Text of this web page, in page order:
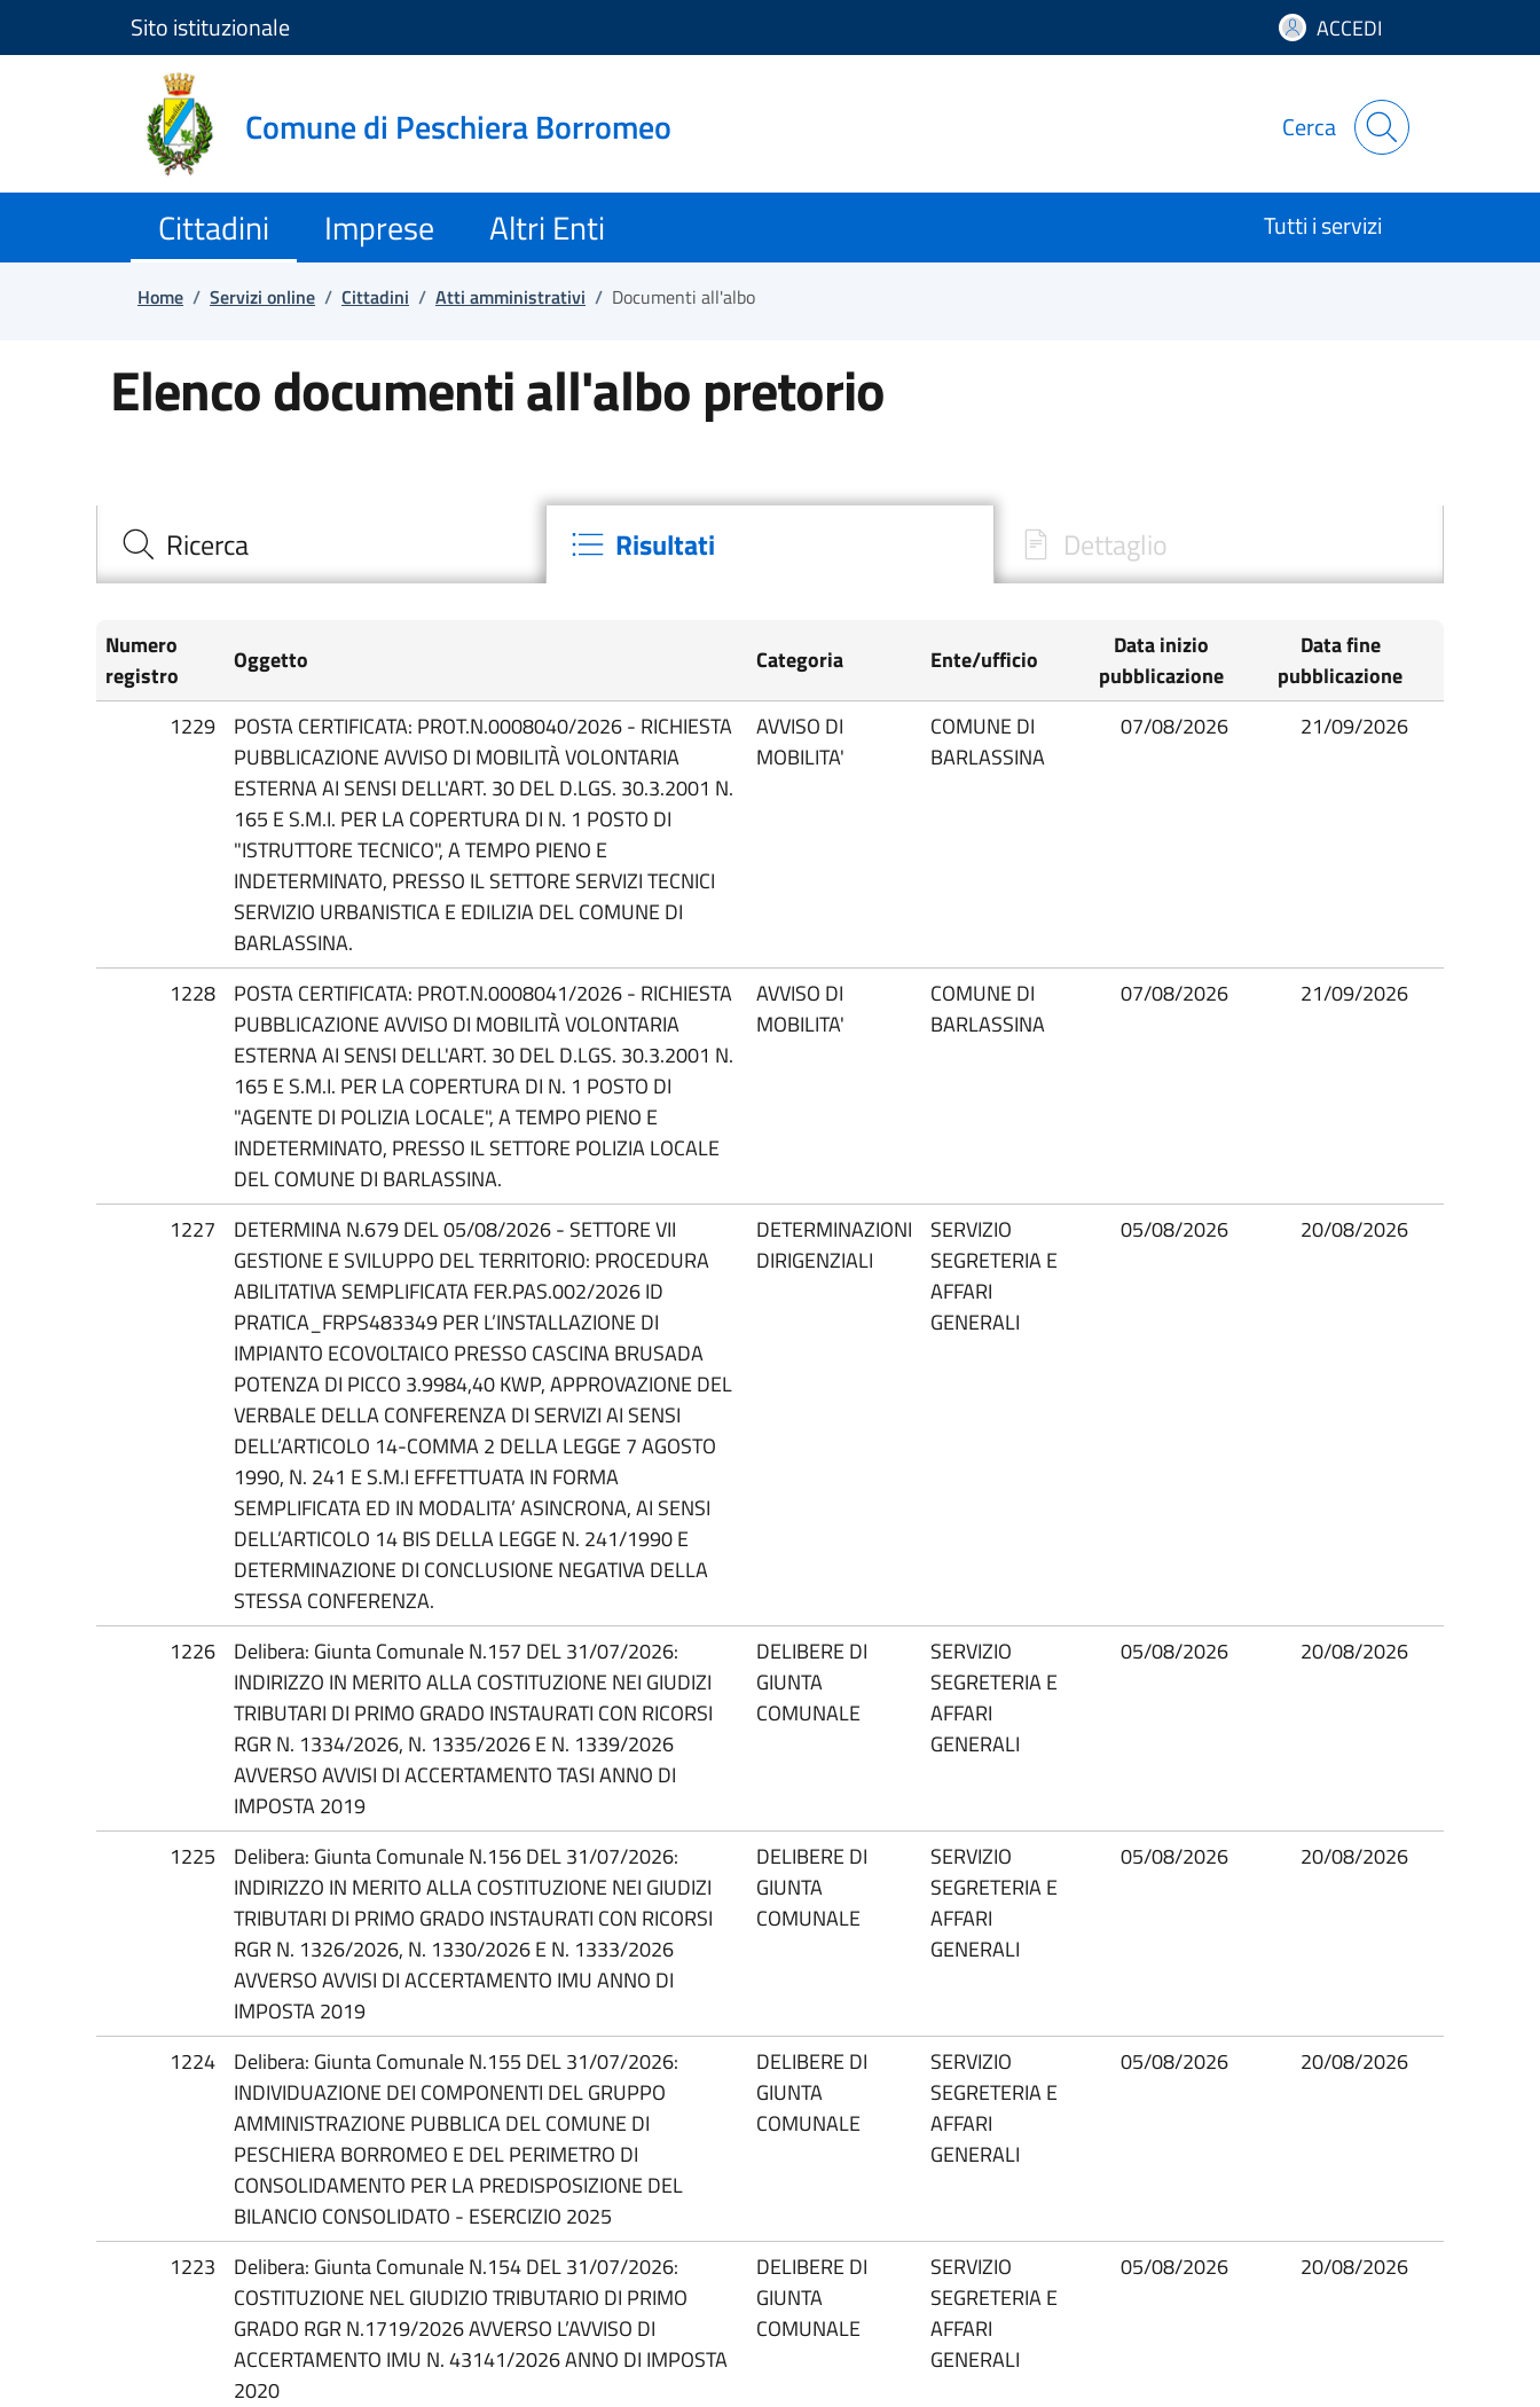
Salta e vai al contenuto
Salta e vai al footer
Sito istituzionale ACCEDI
Comune di Peschiera Borromeo Cerca
Cittadini Imprese Altri Enti Tutti i servizi
Home / Servizi online / Cittadini / Atti amministrativi / Documenti all'albo
Elenco documenti all'albo pretorio
Ricerca Risultati Dettaglio
Numero
registro
Oggetto Categoria Ente/ufficio
Data inizio
pubblicazione
Data fine
pubblicazione
1229
POSTA CERTIFICATA: PROT.N.0008040/2026 - RICHIESTA
PUBBLICAZIONE AVVISO DI MOBILITÀ VOLONTARIA
ESTERNA AI SENSI DELL'ART. 30 DEL D.LGS. 30.3.2001 N.
165 E S.M.I. PER LA COPERTURA DI N. 1 POSTO DI
"ISTRUTTORE TECNICO", A TEMPO PIENO E
INDETERMINATO, PRESSO IL SETTORE SERVIZI TECNICI
SERVIZIO URBANISTICA E EDILIZIA DEL COMUNE DI
BARLASSINA.
AVVISO DI
MOBILITA'
COMUNE DI
BARLASSINA
07/08/2026 21/09/2026
1228
POSTA CERTIFICATA: PROT.N.0008041/2026 - RICHIESTA
PUBBLICAZIONE AVVISO DI MOBILITÀ VOLONTARIA
ESTERNA AI SENSI DELL'ART. 30 DEL D.LGS. 30.3.2001 N.
165 E S.M.I. PER LA COPERTURA DI N. 1 POSTO DI
"AGENTE DI POLIZIA LOCALE", A TEMPO PIENO E
INDETERMINATO, PRESSO IL SETTORE POLIZIA LOCALE
DEL COMUNE DI BARLASSINA.
AVVISO DI
MOBILITA'
COMUNE DI
BARLASSINA
07/08/2026 21/09/2026
1227
DETERMINA N.679 DEL 05/08/2026 - SETTORE VII
GESTIONE E SVILUPPO DEL TERRITORIO: PROCEDURA
ABILITATIVA SEMPLIFICATA FER.PAS.002/2026 ID
PRATICA_FRPS483349 PER L’INSTALLAZIONE DI
IMPIANTO ECOVOLTAICO PRESSO CASCINA BRUSADA
POTENZA DI PICCO 3.9984,40 KWP, APPROVAZIONE DEL
VERBALE DELLA CONFERENZA DI SERVIZI AI SENSI
DELL’ARTICOLO 14-COMMA 2 DELLA LEGGE 7 AGOSTO
1990, N. 241 E S.M.I EFFETTUATA IN FORMA
SEMPLIFICATA ED IN MODALITA’ ASINCRONA, AI SENSI
DELL’ARTICOLO 14 BIS DELLA LEGGE N. 241/1990 E
DETERMINAZIONE DI CONCLUSIONE NEGATIVA DELLA
STESSA CONFERENZA.
DETERMINAZIONI
DIRIGENZIALI
SERVIZIO
SEGRETERIA E
AFFARI
GENERALI
05/08/2026 20/08/2026
1226
Delibera: Giunta Comunale N.157 DEL 31/07/2026:
INDIRIZZO IN MERITO ALLA COSTITUZIONE NEI GIUDIZI
TRIBUTARI DI PRIMO GRADO INSTAURATI CON RICORSI
RGR N. 1334/2026, N. 1335/2026 E N. 1339/2026
AVVERSO AVVISI DI ACCERTAMENTO TASI ANNO DI
IMPOSTA 2019
DELIBERE DI
GIUNTA
COMUNALE
SERVIZIO
SEGRETERIA E
AFFARI
GENERALI
05/08/2026 20/08/2026
1225
Delibera: Giunta Comunale N.156 DEL 31/07/2026:
INDIRIZZO IN MERITO ALLA COSTITUZIONE NEI GIUDIZI
TRIBUTARI DI PRIMO GRADO INSTAURATI CON RICORSI
RGR N. 1326/2026, N. 1330/2026 E N. 1333/2026
AVVERSO AVVISI DI ACCERTAMENTO IMU ANNO DI
IMPOSTA 2019
DELIBERE DI
GIUNTA
COMUNALE
SERVIZIO
SEGRETERIA E
AFFARI
GENERALI
05/08/2026 20/08/2026
1224
Delibera: Giunta Comunale N.155 DEL 31/07/2026:
INDIVIDUAZIONE DEI COMPONENTI DEL GRUPPO
AMMINISTRAZIONE PUBBLICA DEL COMUNE DI
PESCHIERA BORROMEO E DEL PERIMETRO DI
CONSOLIDAMENTO PER LA PREDISPOSIZIONE DEL
BILANCIO CONSOLIDATO - ESERCIZIO 2025
DELIBERE DI
GIUNTA
COMUNALE
SERVIZIO
SEGRETERIA E
AFFARI
GENERALI
05/08/2026 20/08/2026
1223
Delibera: Giunta Comunale N.154 DEL 31/07/2026:
COSTITUZIONE NEL GIUDIZIO TRIBUTARIO DI PRIMO
GRADO RGR N.1719/2026 AVVERSO L’AVVISO DI
ACCERTAMENTO IMU N. 43141/2026 ANNO DI IMPOSTA
2020
DELIBERE DI
GIUNTA
COMUNALE
SERVIZIO
SEGRETERIA E
AFFARI
GENERALI
05/08/2026 20/08/2026